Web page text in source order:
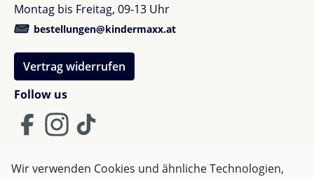
Follow us
Montag bis Freitag, 09-13 Uhr
bestellungen@kindermaxx.at
Vertrag widerrufen
Wir verwenden Cookies und ähnliche Technologien,